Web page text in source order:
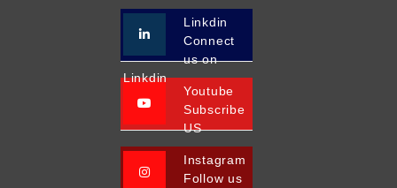
Linkdin
Connect
us on
Linkdin
Youtube
Subscribe
US
Instagram
Follow us